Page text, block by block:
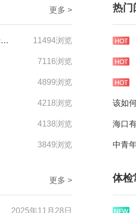
更多 >
购买体检套餐后，如何取消预约/重新预约的流程是什么？ 11494浏览
7116浏览
4899浏览
4218浏览
4138浏览
3849浏览
热门
该如
中青
更多 >
2025年11月28日
体检